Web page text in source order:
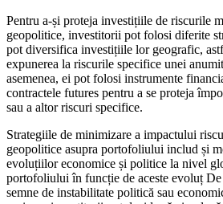
Pentru a-și proteja investițiile de riscurile
geopolitice, investitorii pot folosi diferite
pot diversifica investițiile lor geografic,
expunerea la riscurile specifice unei
asemenea, ei pot folosi instrumente
contractele futures pentru a se proteja
sau a altor riscuri specifice.
Strategiile de minimizare a impactului
geopolitice asupra portofoliului includ și
evoluțiilor economice și politice la nivel
portofoliului în funcție de aceste evoluț De
semne de instabilitate politică sau